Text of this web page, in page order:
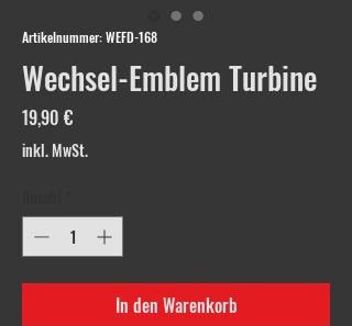
Artikelnummer: WEFD-168
Wechsel-Emblem Turbine
19,90 €Preis
inkl. MwSt.
In den Warenkorb